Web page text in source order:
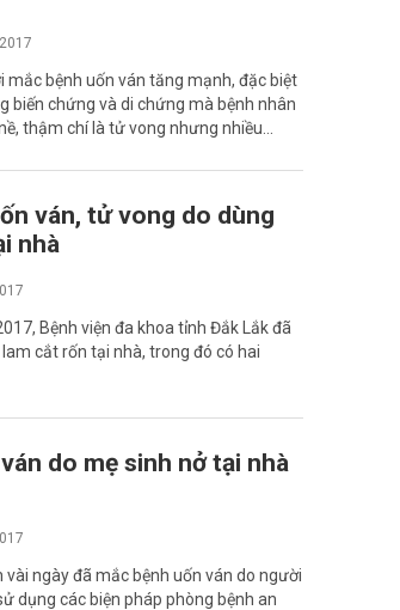
mắc bệnh uốn ván tăng mạnh, đặc biệt
biến chứng và di chứng mà bệnh nhân
thậm chí là tử vong nhưng nhiều...
ván, tử vong do dùng
nhà
Bệnh viện đa khoa tỉnh Đắk Lắk đã
cắt rốn tại nhà, trong đó có hai
do mẹ sinh nở tại nhà
ngày đã mắc bệnh uốn ván do người
dụng các biện pháp phòng bệnh an